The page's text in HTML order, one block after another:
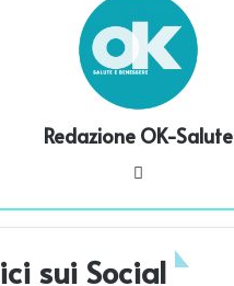
Redazione OK-Salute
te
sui Social